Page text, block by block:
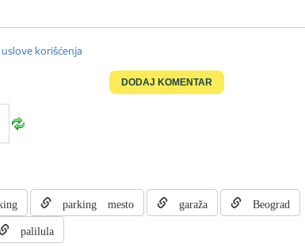
uslove korišćenja
parking mesto garaža Beograd
palilula